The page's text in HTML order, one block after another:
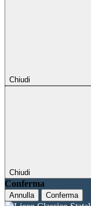
Chiudi
Chiudi
Conferma
Annulla Conferma